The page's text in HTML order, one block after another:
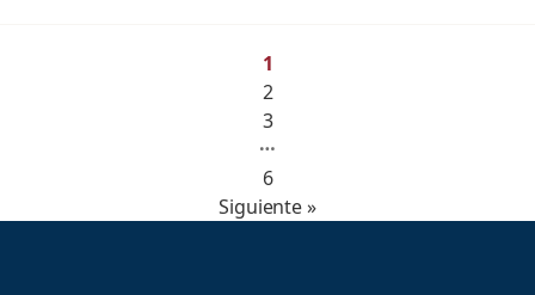
1
2
3
…
6
Siguiente »